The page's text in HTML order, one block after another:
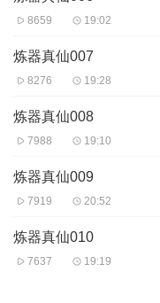
8659 19:02
炼器真仙007
8276 19:28
炼器真仙008
7988 19:10
炼器真仙009
7919 20:52
炼器真仙010
7637 19:19